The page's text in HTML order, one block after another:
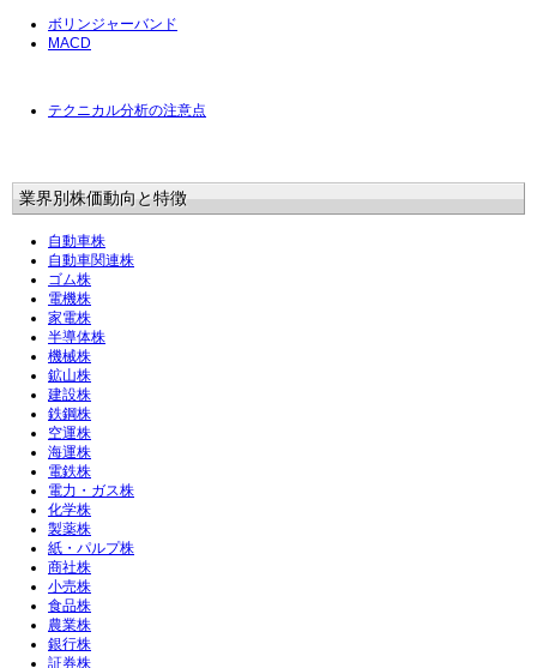
ボリンジャーバンド
MACD
テクニカル分析の注意点
業界別株価動向と特徴
自動車株
自動車関連株
ゴム株
電機株
家電株
半導体株
機械株
鉱山株
建設株
鉄鋼株
空運株
海運株
電鉄株
電力・ガス株
化学株
製薬株
紙・パルプ株
商社株
小売株
食品株
農業株
銀行株
証券株